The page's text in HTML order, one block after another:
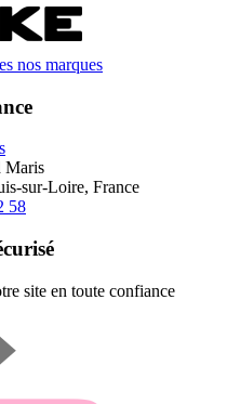
nos marques
Maris
sur-Loire, France
58
site en toute confiance